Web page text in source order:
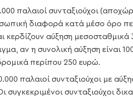
παλαιοί συνταξιούχοι
διαφορά κατά μέσο όρο
κερδίζουν αύξηση
αν η συνολική αύξηση είναι
περίπου 250 ευρώ.
παλαιοί συνταξιούχοι με
συγκεκριμένοι συνταξιούχοι